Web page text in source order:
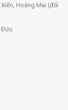
Hoàng Mai (đối
Đức